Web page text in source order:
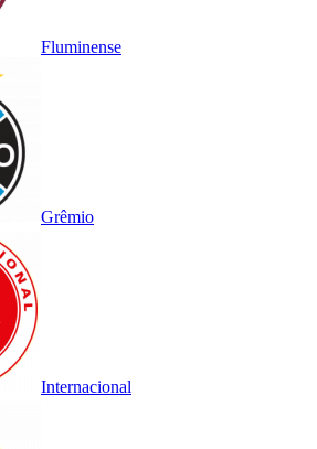
Fluminense
Grêmio
Internacional